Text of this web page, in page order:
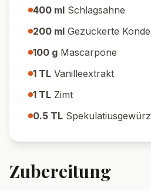
400 ml Schlagsahne
200 ml Gezuckerte
100 g Mascarpone
1 TL Vanilleextrakt
1 TL Zimt
0.5 TL Spekulatiusgewürz
Zubereitung